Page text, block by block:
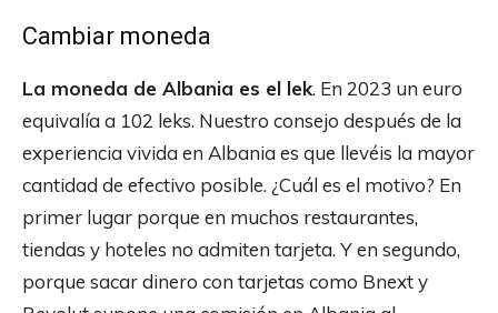
Cambiar moneda
La moneda de Albania es el lek. En 2023 un euro
equivalía a 102 leks. Nuestro consejo después de la
experiencia vivida en Albania es que llevéis la mayor
cantidad de efectivo posible. ¿Cuál es el motivo? En
primer lugar porque en muchos restaurantes,
tiendas y hoteles no admiten tarjeta. Y en segundo,
porque sacar dinero con tarjetas como Bnext y